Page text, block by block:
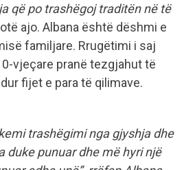
që po trashëgoj traditën në të
ajo. Albana është dëshmi e
familjare. Rrugëtimi i saj
vjeçare pranë tezgjahut të
fijet e para të qilimave.
trashëgimi nga gjyshja dhe
duke punuar dhe më hyri një